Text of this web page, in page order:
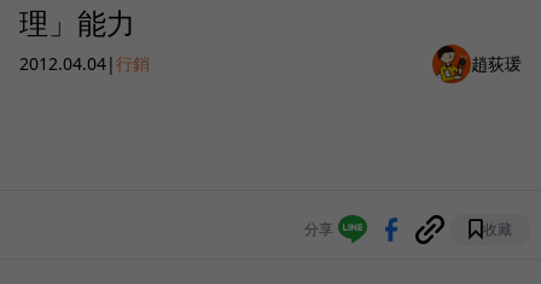
理」能力
2012.04.04|行銷 趙荻瑗
分享 收藏